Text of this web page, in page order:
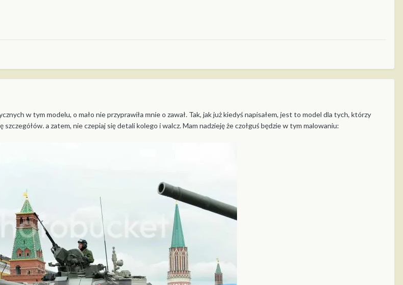
w tym modelu, o mało nie przyprawiła mnie o zawał. Tak, jak już kiedyś napisałem, jest to model dla tych, którzy
a zatem, nie czepiaj się detali kolego i walcz. Mam nadzieję że czołguś będzie w tym malowaniu: